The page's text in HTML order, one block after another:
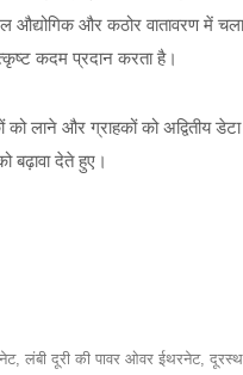
और कठोर वातावरण में
कदम प्रदान करता है।
लाने और ग्राहकों को
बढ़ावा देते हुए।
दूरी की पावर ओवर ईथरनेट,